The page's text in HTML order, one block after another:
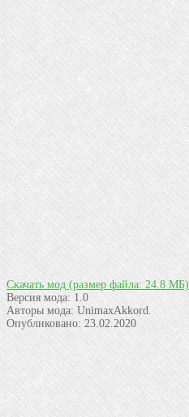
Скачать мод (размер файла: 24.8 МБ)
Версия мода: 1.0
Авторы мода: UnimaxAkkord.
Опубликовано: 23.02.2020